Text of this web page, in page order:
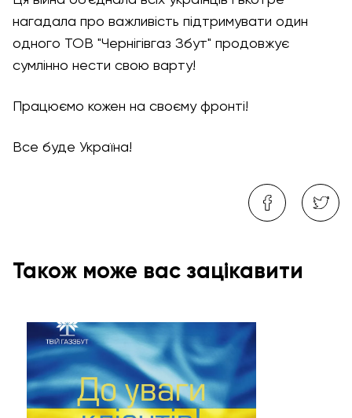
нагадала про важливість підтримувати один
одного ТОВ "Чернігівгаз Збут" продовжує
сумлінно нести свою варту!
Працюємо кожен на своєму фронті!
Все буде Україна!
Також може вас зацікавити